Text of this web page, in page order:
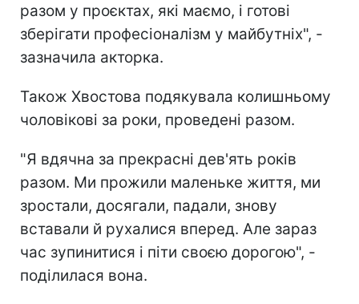
разом у проєктах, які маємо, і готові
зберігати професіоналізм у майбутніх", -
зазначила акторка.
Також Хвостова подякувала колишньому
чоловікові за роки, проведені разом.
"Я вдячна за прекрасні дев'ять років
разом. Ми прожили маленьке життя, ми
зростали, досягали, падали, знову
вставали й рухалися вперед. Але зараз
час зупинитися і піти своєю дорогою", -
поділилася вона.